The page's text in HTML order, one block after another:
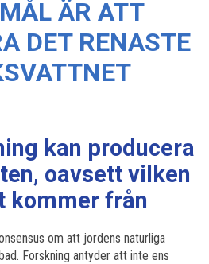
ÄR ATT
DET RENASTE
kan producera
oavsett vilken
kommer från
om att jordens naturliga
Forskning antyder att inte ens